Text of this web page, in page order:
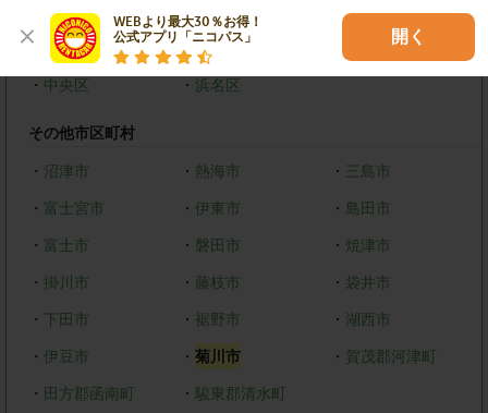
WEBより最大30％お得！
公式アプリ「ニコパス」
開く
葵区 清水区
浜松市
・ 中央区 ・ 浜名区
その他市区町村
・ 沼津市 ・ 熱海市 ・ 三島市
・ 富士宮市 ・ 伊東市 ・ 島田市
・ 富士市 ・ 磐田市 ・焼津市
・ 掛川市 ・ 藤枝市 ・ 袋井市
・ 下田市 ・ 裾野市 ・ 湖西市
・ 伊豆市 ・ 菊川市 ・ 賀茂郡河津町
・ 田方郡函南町 ・ 駿東郡清水町